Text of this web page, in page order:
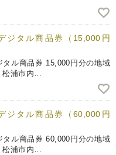
ジタル商品券（15,000円
タル商品券 15,000円分の地域
松浦市内…
ジタル商品券（60,000円
タル商品券 60,000円分の地域
松浦市内…